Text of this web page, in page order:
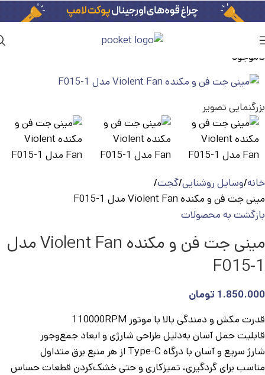
ناموجود
بزرگنمایی تصویر
خانه وسایل روشنایی گجت
مینی جت فن و مکنده Violent Fan مدل F015-1
بازگشت به محصولات
مینی جت فن و مکنده Violent Fan مدل
F015-1
1.850.000 تومان
قدرت مکش و دمندگی بالا با موتور 110000RPM
قابلیت حمل آسان به‌دلیل طراحی شارژی و ابعاد جمع‌وجور
شارژ سریع و آسان با درگاه Type-C از هر منبع برق متداول
مناسب برای گردگیری، تمیزکاری و حتی خشک‌کردن قطعات حساس